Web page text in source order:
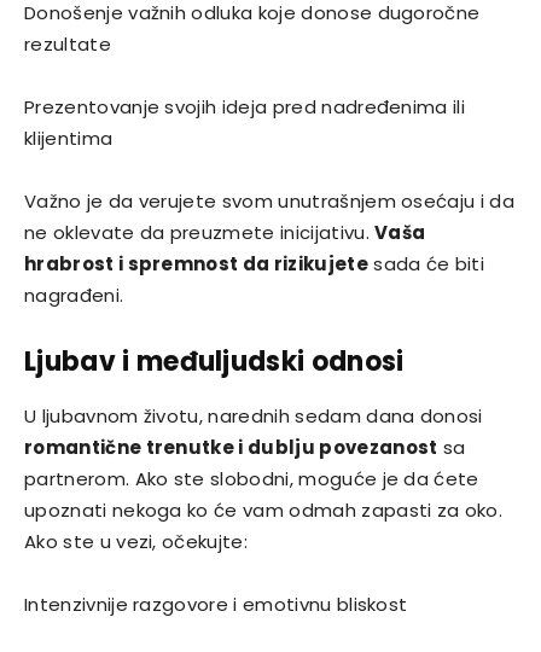
Donošenje važnih odluka koje donose dugoročne
rezultate
Prezentovanje svojih ideja pred nadređenima ili
klijentima
Važno je da verujete svom unutrašnjem osećaju i da
ne oklevate da preuzmete inicijativu.Vaša
hrabrost i spremnost da rizikujetesada će biti
nagrađeni.
Ljubav i međuljudski odnosi
U ljubavnom životu, narednih sedam dana donosi
romantične trenutke i dublju povezanost sa
partnerom. Ako ste slobodni, moguće je da ćete
upoznati nekoga ko će vam odmah zapasti za oko.
Ako ste u vezi, očekujte:
Intenzivnije razgovore i emotivnu bliskost